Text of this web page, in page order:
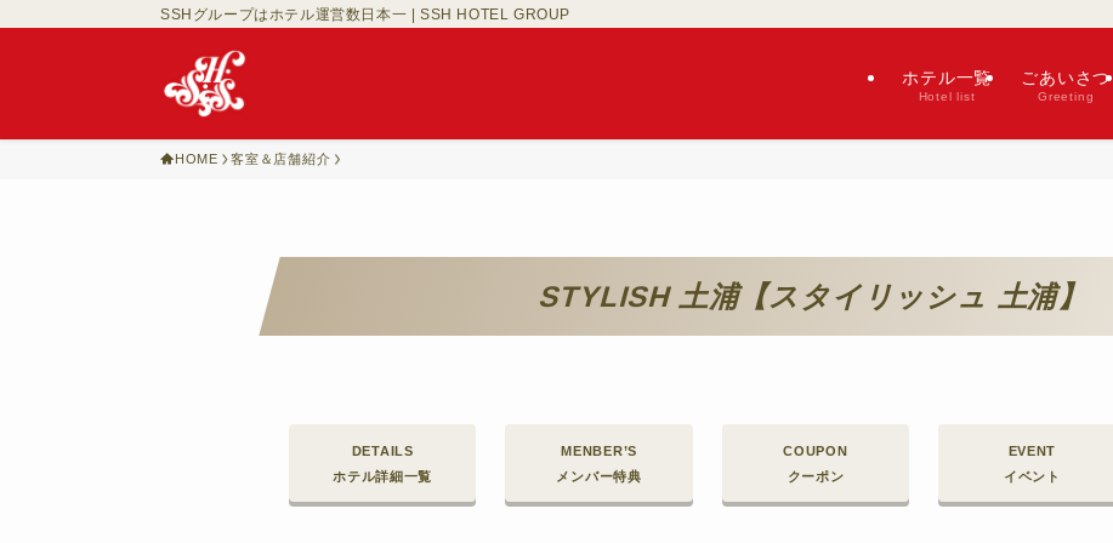
SSHグループはホテル運営数日本一 | SSH HOTEL GROUP
ホテル一覧
Hotel list
ごあいさつ
Greeting
HOME 客室＆店舗紹介
STYLISH 土浦【スタイリッシュ 土浦】
DETAILS
ホテル詳細一覧
MENBER’S
メンバー特典
COUPON
クーポン
EVENT
イベント